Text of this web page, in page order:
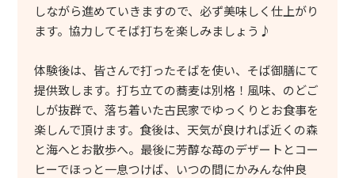
しながら進めていきますので、必ず美味しく仕上がり
ます。協力してそば打ちを楽しみましょう♪
体験後は、皆さんで打ったそばを使い、そば御膳にて
提供致します。打ち立ての蕎麦は別格！風味、のどご
しが抜群で、落ち着いた古民家でゆっくりとお食事を
楽しんで頂けます。食後は、天気が良ければ近くの森
と海へとお散歩へ。最後に芳醇な苺のデザートとコー
ヒーでほっと一息つけば、いつの間にかみんな仲良